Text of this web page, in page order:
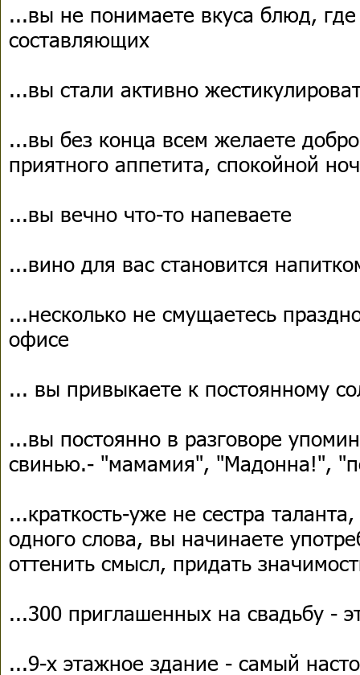
...вы не понимаете вкуса блюд, где
составляющих
...вы стали активно
...вы без конца всем желаете
приятного аппетита, спокойной
...вы вечно что-то напеваете
...вино для вас становится
...несколько не смущаетесь
офисе
... вы привыкаете к постоянному
...вы постоянно в разговоре
свинью.- "мамамия", "Мадонна!",
...краткость-уже не сестра
одного слова, вы начинаете
оттенить смысл, придать
...300 приглашенных на свадьбу -
...9-х этажное здание - самый